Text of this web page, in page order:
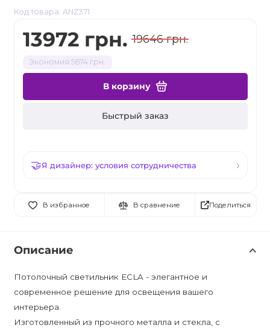
Код товара: ANZ371
13972 грн. 19646 грн.
Экономия 5674 грн.
В корзину
Быстрый заказ
Я дизайнер: условия сотрудничества
В избранное В сравнение Поделиться
Описание
Потолочный светильник ECLA - элегантное и
современное решение для освещения вашего
интерьера.
Изготовленный из прочного металла и стекла, с